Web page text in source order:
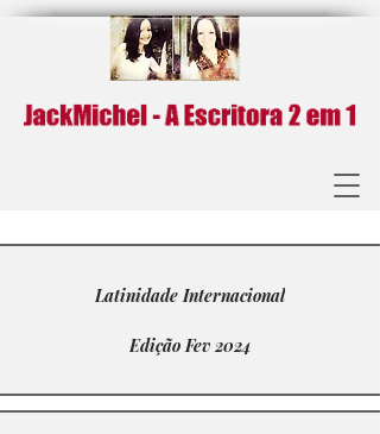
Latinidade Internacional
Edição Fev 2024